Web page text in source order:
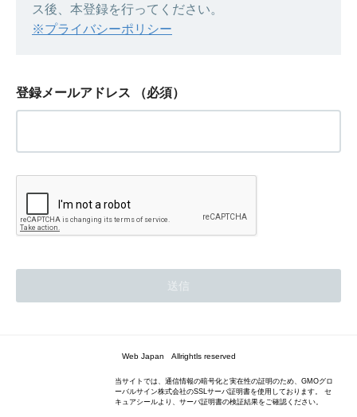
ス後、本登録を行ってください。
※プライバシーポリシー
登録メールアドレス （必須）
Web Japan Allrightls reserved
当サイトでは、通信情報の暗号化と実在性の証明のため、GMOグロ
ーバルサイン株式会社のSSLサーバ証明書を使用しております。 セ
キュアシールより、サーバ証明書の検証結果をご確認ください。